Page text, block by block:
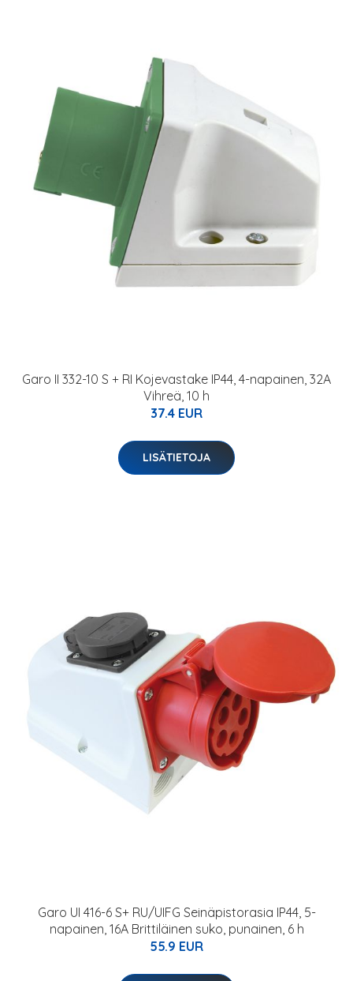
Garo II 332-10 S + RI Kojevastake IP44, 4-napainen, 32A
Vihreä, 10 h
37.4 EUR
LISÄTIETOJA
Garo UI 416-6 S+ RU/UIFG Seinäpistorasia IP44, 5-
napainen, 16A Brittiläinen suko, punainen, 6 h
55.9 EUR